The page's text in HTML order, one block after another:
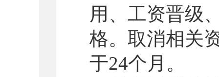
用、工资晋级
格。取消相关
于24个月。